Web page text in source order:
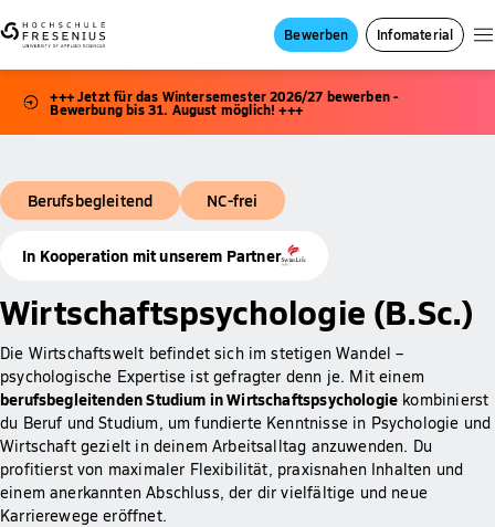
Bewerben Infomaterial
+++ Jetzt für das Wintersemester 2026/27 bewerben -
Bewerbung bis 31. August möglich! +++
Berufsbegleitend NC-frei
In Kooperation mit unserem Partner
Wirtschaftspsychologie (B.Sc.)
Die Wirtschaftswelt befindet sich im stetigen Wandel –
psychologische Expertise ist gefragter denn je. Mit einem
berufsbegleitenden Studium in Wirtschaftspsychologie kombinierst
du Beruf und Studium, um fundierte Kenntnisse in Psychologie und
Wirtschaft gezielt in deinem Arbeitsalltag anzuwenden. Du
profitierst von maximaler Flexibilität, praxisnahen Inhalten und
einem anerkannten Abschluss, der dir vielfältige und neue
Karrierewege eröffnet.